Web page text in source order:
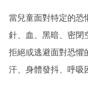
當兒童面對特定的恐
針、血、黑暗、密閉
拒絕或逃避面對恐懼
汗、身體發抖、呼吸